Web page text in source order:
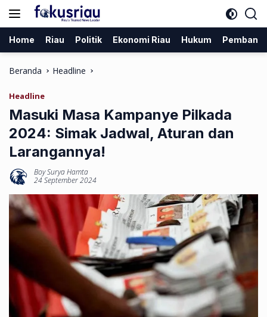
Langsung
Home Riau Politik Ekonomi Riau Hukum
Beranda Headline
Headline
Masuki Masa Kampanye Pilkada
2024: Simak Jadwal, Aturan dan
Larangannya!
Boy Surya Hamta
24 September 2024